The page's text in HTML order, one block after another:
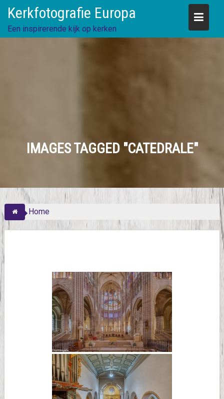
content
Kerkfotografie Europa
Een inspirerende kijk op kerken
IMAGES TAGGED "CATEDRALE"
Home